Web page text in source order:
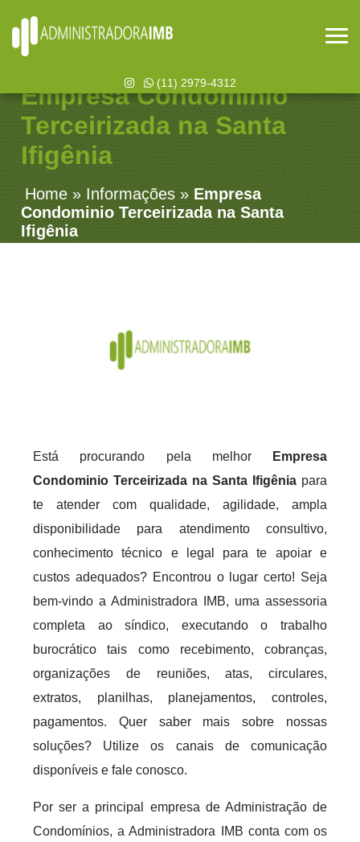
(11) 2979-4312
Empresa Condominio
Terceirizada na Santa
Ifigênia
Home » Informações » Empresa
Condominio Terceirizada na Santa
Ifigênia
Está procurando pela melhor
Empresa
Condominio Terceirizada na Santa Ifigêniapara
te atender com qualidade, agilidade, ampla
disponibilidade para atendimento consultivo,
conhecimento técnico e legal para te apoiar e
custos adequados? Encontrou o lugar certo! Seja
bem-vindo a Administradora IMB, uma assessoria
completa ao síndico, executando o trabalho
burocrático tais como recebimento, cobranças,
organizações de reuniões, atas, circulares,
extratos, planilhas, planejamentos, controles,
pagamentos. Quer saber mais sobre nossas
soluções? Utilize os canais de comunicação
disponíveis e fale conosco.
Por ser a principal empresa de Administração de
Condomínios, a Administradora IMB conta com os